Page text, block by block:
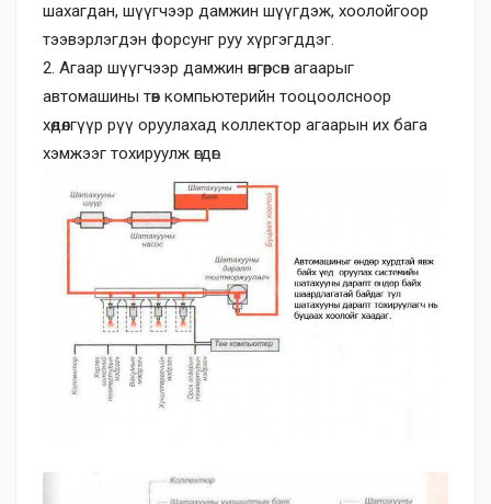
шахагдан, шүүгчээр дамжин шүүгдэж, хоолойгоор
тээвэрлэгдэн форсунг руу хүргэгддэг.
2. Агаар шүүгчээр дамжин өнгөрсөн агаарыг
автомашины төв компьютерийн тооцоолсноор
хөдөлгүүр рүү оруулахад коллектор агаарын их бага
хэмжээг тохируулж өгдөг.